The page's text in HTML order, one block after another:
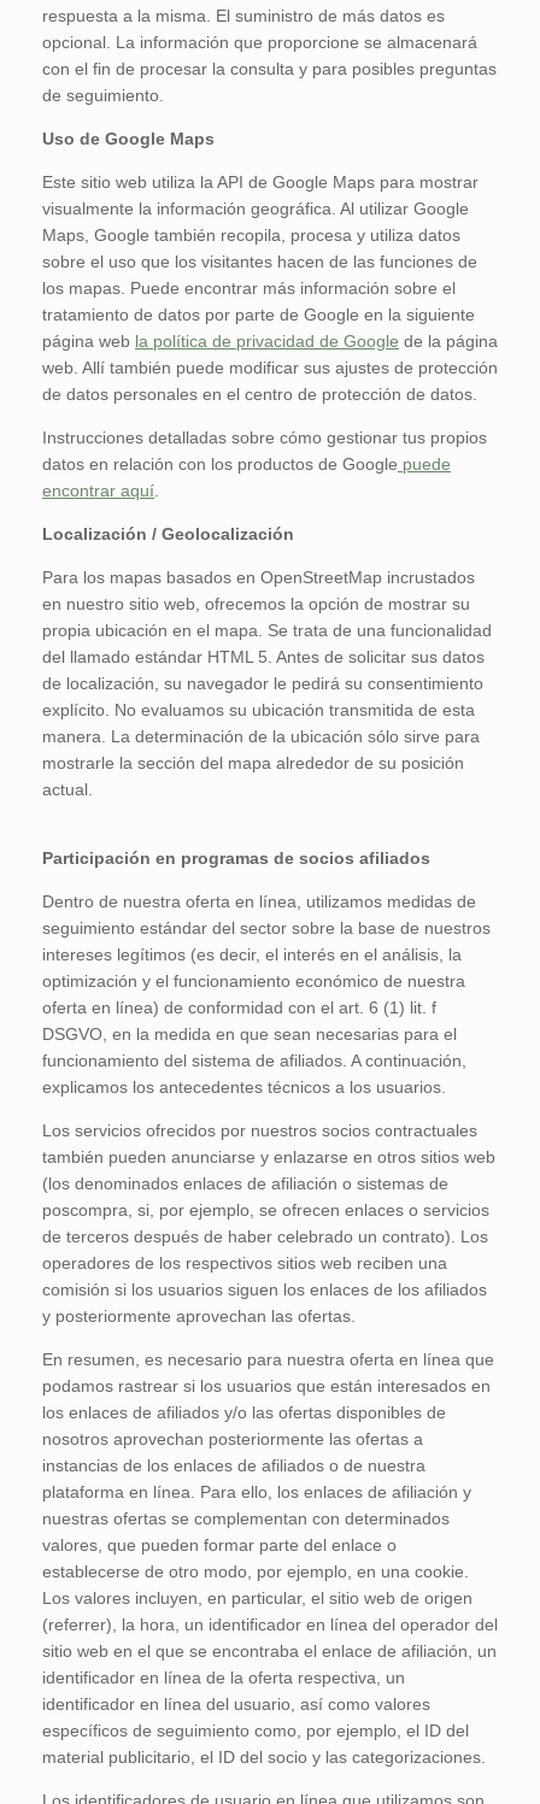
respuesta a la misma. El suministro de más datos es
opcional. La información que proporcione se almacenará
con el fin de procesar la consulta y para posibles preguntas
de seguimiento.
Uso de Google Maps
Este sitio web utiliza la API de Google Maps para mostrar
visualmente la información geográfica. Al utilizar Google
Maps, Google también recopila, procesa y utiliza datos
sobre el uso que los visitantes hacen de las funciones de
los mapas. Puede encontrar más información sobre el
tratamiento de datos por parte de Google en la siguiente
página web la política de privacidad de Google de la página
web. Allí también puede modificar sus ajustes de protección
de datos personales en el centro de protección de datos.
Instrucciones detalladas sobre cómo gestionar tus propios
datos en relación con los productos de Google puede
encontrar aquí
Localización / Geolocalización
Para los mapas basados en OpenStreetMap incrustados
en nuestro sitio web, ofrecemos la opción de mostrar su
propia ubicación en el mapa. Se trata de una funcionalidad
del llamado estándar HTML 5. Antes de solicitar sus datos
de localización, su navegador le pedirá su consentimiento
explícito. No evaluamos su ubicación transmitida de esta
manera. La determinación de la ubicación sólo sirve para
mostrarle la sección del mapa alrededor de su posición
actual.
Participación en programas de socios afiliados
Dentro de nuestra oferta en línea, utilizamos medidas de
seguimiento estándar del sector sobre la base de nuestros
intereses legítimos (es decir, el interés en el análisis, la
optimización y el funcionamiento económico de nuestra
oferta en línea) de conformidad con el art. 6 (1) lit. f
DSGVO, en la medida en que sean necesarias para el
funcionamiento del sistema de afiliados. A continuación,
explicamos los antecedentes técnicos a los usuarios.
Los servicios ofrecidos por nuestros socios contractuales
también pueden anunciarse y enlazarse en otros sitios web
(los denominados enlaces de afiliación o sistemas de
poscompra, si, por ejemplo, se ofrecen enlaces o servicios
de terceros después de haber celebrado un contrato). Los
operadores de los respectivos sitios web reciben una
comisión si los usuarios siguen los enlaces de los afiliados
y posteriormente aprovechan las ofertas.
En resumen, es necesario para nuestra oferta en línea que
podamos rastrear si los usuarios que están interesados en
los enlaces de afiliados y/o las ofertas disponibles de
nosotros aprovechan posteriormente las ofertas a
instancias de los enlaces de afiliados o de nuestra
plataforma en línea. Para ello, los enlaces de afiliación y
nuestras ofertas se complementan con determinados
valores, que pueden formar parte del enlace o
establecerse de otro modo, por ejemplo, en una cookie.
Los valores incluyen, en particular, el sitio web de origen
(referrer), la hora, un identificador en línea del operador del
sitio web en el que se encontraba el enlace de afiliación, un
identificador en línea de la oferta respectiva, un
identificador en línea del usuario, así como valores
específicos de seguimiento como, por ejemplo, el ID del
material publicitario, el ID del socio y las categorizaciones.